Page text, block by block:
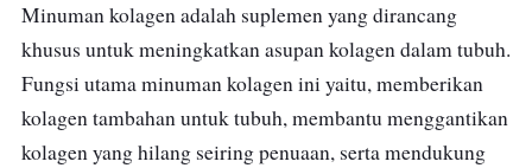
Minuman kolagen adalah suplemen yang dirancang
khusus untuk meningkatkan asupan kolagen dalam tubuh.
Fungsi utama minuman kolagen ini yaitu, memberikan
kolagen tambahan untuk tubuh, membantu menggantikan
kolagen yang hilang seiring penuaan, serta mendukung